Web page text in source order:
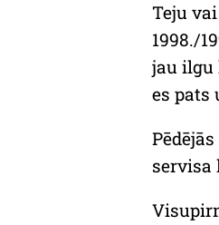
Teju
1998./
jau ilgu
es
servisa